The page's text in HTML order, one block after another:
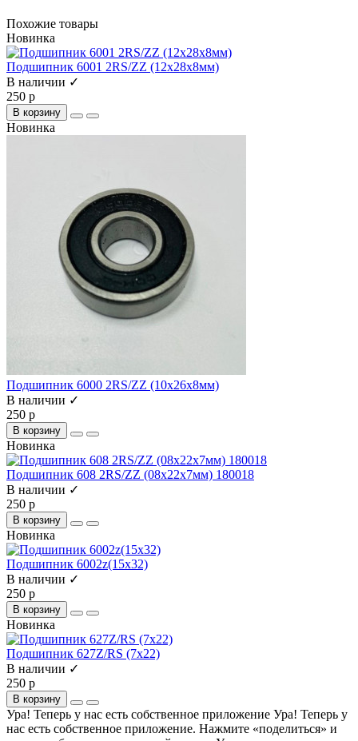
Похожие товары
Новинка
Подшипник 6001 2RS/ZZ (12х28х8мм)
В наличии ✓
250 р
В корзину
Новинка
Подшипник 6000 2RS/ZZ (10х26х8мм)
В наличии ✓
250 р
В корзину
Новинка
Подшипник 608 2RS/ZZ (08х22х7мм) 180018
В наличии ✓
250 р
В корзину
Новинка
Подшипник 6002z(15x32)
В наличии ✓
250 р
В корзину
Новинка
Подшипник 627Z/RS (7х22)
В наличии ✓
250 р
В корзину
Ура! Теперь у нас есть собственное приложение Ура! Теперь у
нас есть собственное приложение. Нажмите «поделиться» и